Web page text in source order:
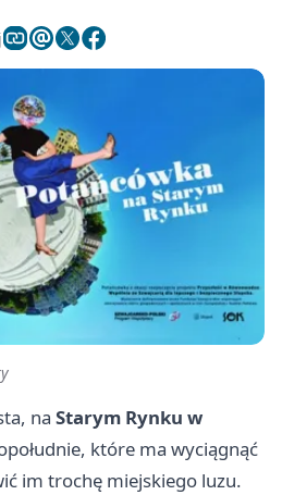
na Starym Rynku w
które ma wyciągnąć
im trochę miejskiego luzu.